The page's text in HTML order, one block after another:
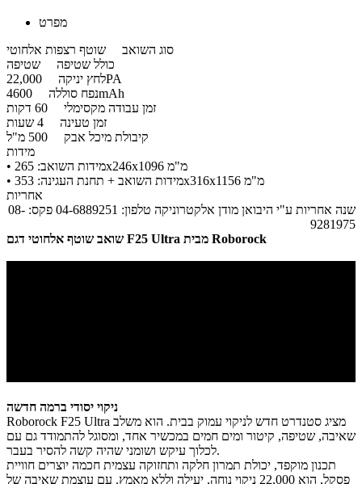
מפרט
סוג השואב שוטף רצפות אלחוטי
כולל שטיפה שטיפה
לחץ יניקה22,000PA
נפח סוללה4600mAh
זמן עבודה מקסימלי
זמן טעינה
קיבולת מיכל אבק
מידות
• מידות השואב: 265x246x1096 מ"מ
​• מידות השואב + תחנת העגינה: 353x316x1156 מ"מ
אחריות
שנה אחריות ע"י היבואן מודן אלקטרוניקה טלפון: 04-6889251 פקס: 08-
9281975
שואב שוטף אלחוטי דגם F25 Ultra
מבית Roborock
ניקוי יסודי ברמה חדשה
Roborock F25 Ultra מציג סטנדרט חדש לניקוי עמוק בבית. הוא משלב
שאיבה, שטיפה, קיטור ומים חמים במכשיר אחד, ומסוגל להתמודד גם עם
לכלוך עיקש ושומני שהיה קשה להסיר בעבר.
תכנון מוקפד, יכולת תמרון חלקה ותחזוקה עצמית חכמה יוצרים חוויית
ניקוי נוחה, יעילה וללא מאמץ. עם עוצמת שאיבה של ‎22,000‎ פסקל, הוא